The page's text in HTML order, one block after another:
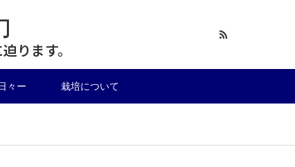
ります。
々ー 栽培について